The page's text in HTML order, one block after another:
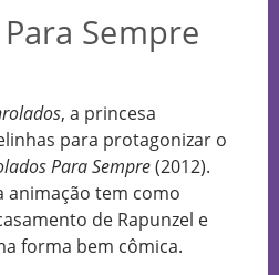
Sempre
, a princesa
para protagonizar o
Para Sempre(2012).
animação tem como
de Rapunzel e
forma bem cômica.